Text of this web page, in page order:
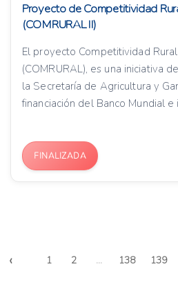
Proyecto de Competitividad
(COMRURAL II)
El proyecto Competitividad
(COMRURAL), es una iniciativa
la Secretaría de Agricultura y
financiación del Banco Mundial
FINALIZADA
‹ 1 2 ... 138 139